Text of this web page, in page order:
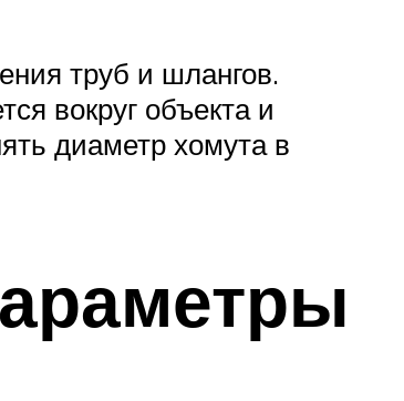
труб и шлангов.
вокруг объекта и
диаметр хомута в